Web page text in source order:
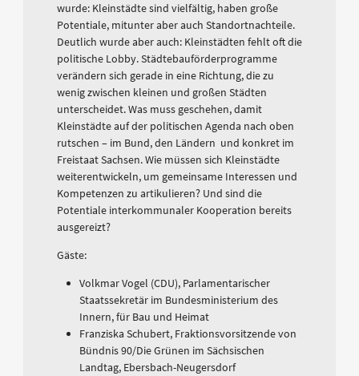
wurde: Kleinstädte sind vielfältig, haben große
Potentiale, mitunter aber auch Standortnachteile.
Deutlich wurde aber auch: Kleinstädten fehlt oft die
politische Lobby. Städtebauförderprogramme
verändern sich gerade in eine Richtung, die zu
wenig zwischen kleinen und großen Städten
unterscheidet. Was muss geschehen, damit
Kleinstädte auf der politischen Agenda nach oben
rutschen – im Bund, den Ländern und konkret im
Freistaat Sachsen. Wie müssen sich Kleinstädte
weiterentwickeln, um gemeinsame Interessen und
Kompetenzen zu artikulieren? Und sind die
Potentiale interkommunaler Kooperation bereits
ausgereizt?
Gäste:
Volkmar Vogel (CDU), Parlamentarischer
Staatssekretär im Bundesministerium des
Innern, für Bau und Heimat
Franziska Schubert, Fraktionsvorsitzende von
Bündnis 90/Die Grünen im Sächsischen
Landtag, Ebersbach-Neugersdorf